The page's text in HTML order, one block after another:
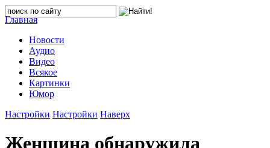
Главная
Новости
Аудио
Видео
Всякое
Картинки
Юмор
Настройки Настройки Наверх
Женщина обнаружила